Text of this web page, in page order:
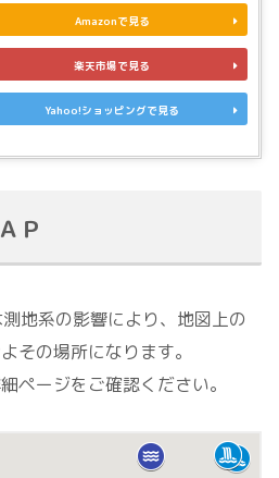
Amazonで見る
楽天市場で見る
Yahoo!ショッピングで見る
Ｐ
地系の影響により、地図上の
その場所になります。
ページをご確認ください。